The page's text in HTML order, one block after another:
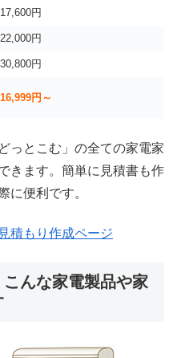
17,600円
22,000円
30,800円
16,999円～
っとこむ」の全ての家電家
きます。簡単に見積書も作
に便利です。
積もり作成ページ
んな家電製品や家